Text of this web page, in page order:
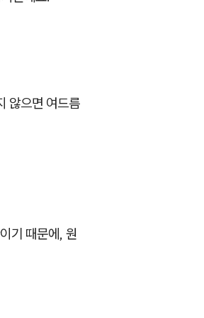
않으면 여드름
기 때문에, 원